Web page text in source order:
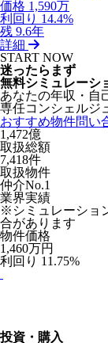
価格 1,590万
利回り 14.4%
残 9.6年
詳細
START NOW
迷ったらまず
無料シミュレーシ
あなたの年収・自
専任コンシェルジ
おすすめ物件問い
1,472億
取扱総額
7,418件
取扱物件
仲介No.1
業界実績
※シミュレーショ
合があります
物件価格
1,460万円
利回り 11.75%
投資・購入